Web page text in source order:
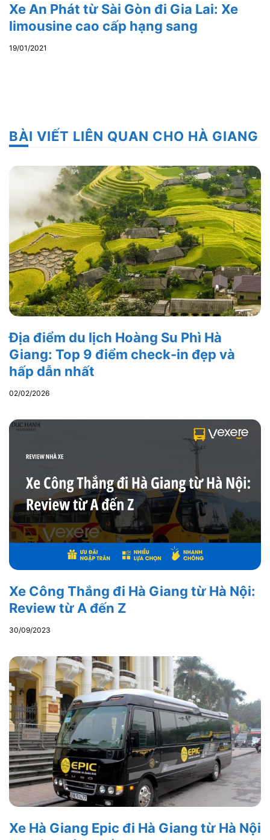
Xe An Phát từ Sài Gòn đi Gia Lai: Xe
limousine cao cấp hạng sang
19/01/2021
BÀI VIẾT LIÊN QUAN CHO HÀ GIANG
Địa điểm du lịch Hoàng Su Phì Hà
Giang: Top 9 điểm check-in đẹp và
hấp dẫn nhất
02/02/2026
Xe Công Thắng đi Hà Giang từ Hà Nội:
Review từ A đến Z
30/09/2023
Xe Hà Giang Epic đi Hà Giang từ Hà Nội